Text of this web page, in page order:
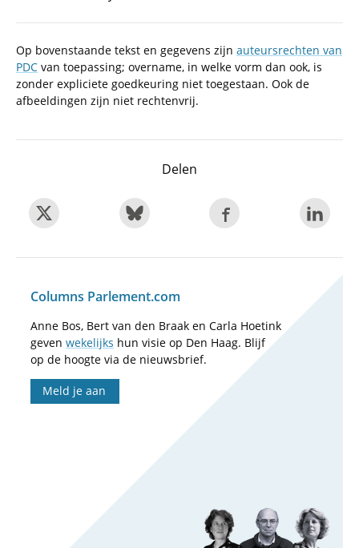
Op bovenstaande tekst en gegevens zijn auteursrechten van
PDC van toepassing; overname, in welke vorm dan ook, is
zonder expliciete goedkeuring niet toegestaan. Ook de
afbeeldingen zijn niet rechtenvrij.
Delen
Columns Parlement.com
Anne Bos, Bert van den Braak en Carla Hoetink
geven wekelijks hun visie op Den Haag. Blijf
op de hoogte via de nieuwsbrief.
Meld je aan